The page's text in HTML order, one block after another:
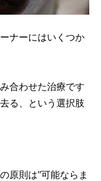
ナーにはいくつか
合わせた治療です
る、という選択肢
原則は“可能ならま